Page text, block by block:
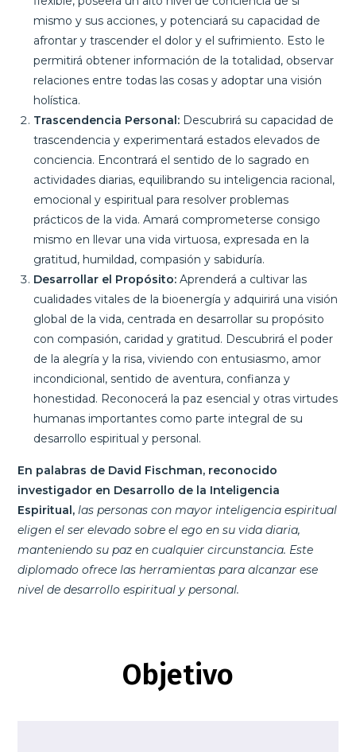
mismo y sus acciones, y potenciará su capacidad de
afrontar y trascender el dolor y el sufrimiento. Esto le
permitirá obtener información de la totalidad, observar
relaciones entre todas las cosas y adoptar una visión
holística.
Trascendencia Personal: Descubrirá su capacidad de
trascendencia y experimentará estados elevados de
conciencia. Encontrará el sentido de lo sagrado en
actividades diarias, equilibrando su inteligencia racional,
emocional y espiritual para resolver problemas
prácticos de la vida. Amará comprometerse consigo
mismo en llevar una vida virtuosa, expresada en la
gratitud, humildad, compasión y sabiduría.
Desarrollar el Propósito:Aprenderá a cultivar las
cualidades vitales de la bioenergía y adquirirá una visión
global de la vida, centrada en desarrollar su propósito
con compasión, caridad y gratitud. Descubrirá el poder
de la alegría y la risa, viviendo con entusiasmo, amor
incondicional, sentido de aventura, confianza y
honestidad. Reconocerá la paz esencial y otras virtudes
humanas importantes como parte integral de su
desarrollo espiritual y personal.
En palabras de David Fischman, reconocido
investigador en Desarrollo de la Inteligencia
Espiritual, las personas con mayor inteligencia espiritual
eligen el ser elevado sobre el ego en su vida diaria,
manteniendo su paz en cualquier circunstancia. Este
diplomado ofrece las herramientas para alcanzar ese
nivel de desarrollo espiritual y personal.
Objetivo